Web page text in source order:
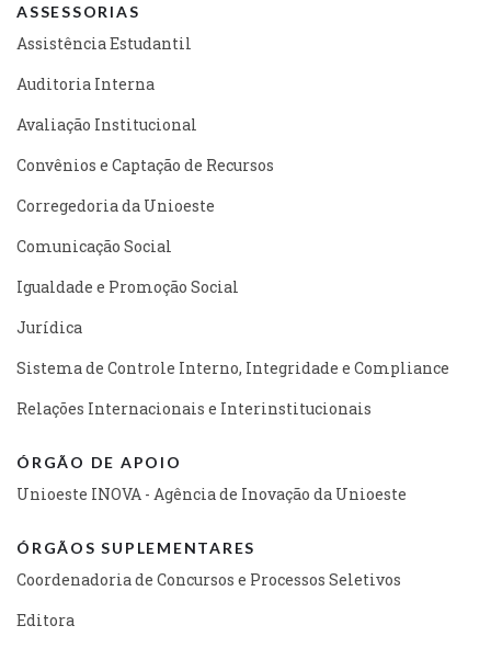
ASSESSORIAS
Assistência Estudantil
Auditoria Interna
Avaliação Institucional
Convênios e Captação de Recursos
Corregedoria da Unioeste
Comunicação Social
Igualdade e Promoção Social
Jurídica
Sistema de Controle Interno, Integridade e Compliance
Relações Internacionais e Interinstitucionais
ÓRGÃO DE APOIO
Unioeste INOVA - Agência de Inovação da Unioeste
ÓRGÃOS SUPLEMENTARES
Coordenadoria de Concursos e Processos Seletivos
Editora